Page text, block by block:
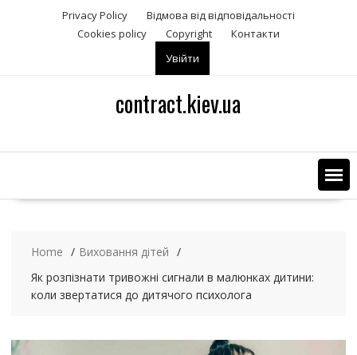
n
n
Privacy Policy
Відмова від відповідальності
Сookies policy
Copyright
Контакти
Увійти
contract.kiev.ua
Home
Виховання дітей
Як розпізнати тривожні сигнали в малюнках дитини:
коли звертатися до дитячого психолога